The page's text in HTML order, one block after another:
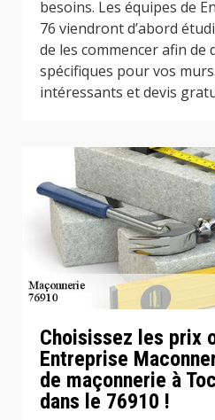
besoins. Les équipes de
76 viendront d’abord
de les commencer afin de
spécifiques pour vos
intéressants et devis
Choisissez les prix
Entreprise
de maçonnerie à
dans le 76910 !